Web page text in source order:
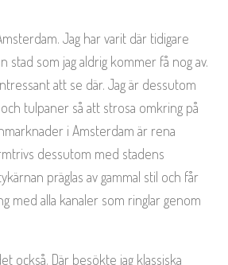
Jag har varit där tidigare
stad som jag aldrig kommer få nog av.
att se där. Jag är dessutom
tulpaner så att strosa omkring på
i Amsterdam är rena
dessutom med stadens
präglas av gammal stil och får
med alla kanaler som ringlar genom
också. Där besökte jag klassiska